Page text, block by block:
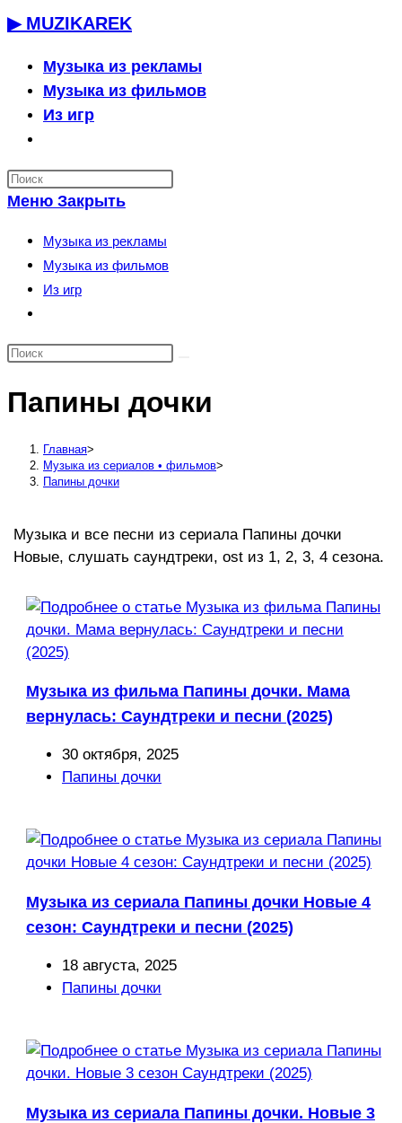
Перейти
содержимому
▶ MUZIKAREK
Музыка из рекламы
Музыка из фильмов
Из игр
по
веб-
сайту
Меню Закрыть
Музыка из рекламы
Музыка из фильмов
Из игр
по
сайту
Папины дочки
Главная>
Музыка из сериалов • фильмов>
Папины дочки
Музыка и все песни из сериала Папины дочки
Новые, слушать саундтреки, ost из 1, 2, 3, 4 сезона.
Музыка из фильма Папины дочки. Мама
вернулась: Саундтреки и песни (2025)
Запись
опубликована:
30 октября, 2025
Рубрика
Папины дочки
Музыка из сериала Папины дочки Новые 4
сезон: Саундтреки и песни (2025)
Запись
опубликована:
18 августа, 2025
Рубрика
Папины дочки
Музыка из сериала Папины дочки. Новые 3